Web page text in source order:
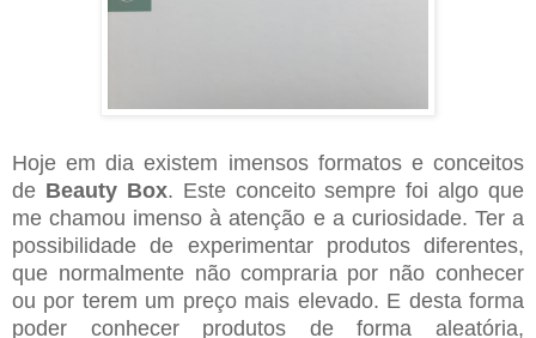
Hoje em dia existem imensos formatos e conceitos
de Beauty Box. Este conceito sempre foi algo que
me chamou imenso à atenção e a curiosidade. Ter a
possibilidade de experimentar produtos diferentes,
que normalmente não compraria por não conhecer
ou por terem um preço mais elevado. E desta forma
poder conhecer produtos de forma aleatória,